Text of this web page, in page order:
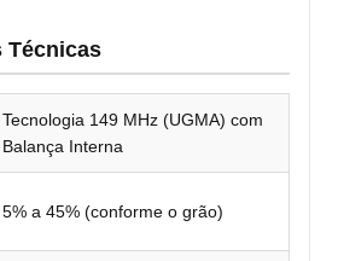
Técnicas
Tecnologia 149 MHz (UGMA) com
Balança Interna
5% a 45% (conforme o grão)